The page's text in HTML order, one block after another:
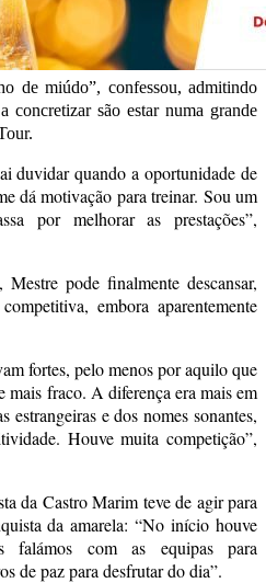
de miúdo”, confessou, admitindo
concretizar são estar numa grande
duvidar quando a oportunidade de
dá motivação para treinar. Sou um
por melhorar as prestações”,
pode finalmente descansar,
embora aparentemente
fortes, pelo menos por aquilo que
mais fraco. A diferença era mais em
estrangeiras e dos nomes sonantes,
Houve muita competição”,
da Castro Marim teve de agir para
da amarela: “No início houve
falámos com as equipas para
de paz para desfrutar do dia”.